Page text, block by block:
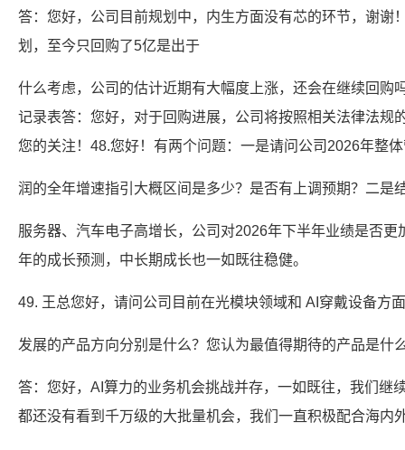
答：您好，公司目前规划中，内生方面没有芯的环节，谢谢
划，至今只回购了5亿是出于
什么考虑，公司的估计近期有大幅度上涨，还会在继续回购
记录表答：您好，对于回购进展，公司将按照相关法律法规
您的关注！48.您好！有两个问题：一是请问公司2026年整
润的全年增速指引大概区间是多少？是否有上调预期？二是
服务器、汽车电子高增长，公司对2026年下半年业绩是否
年的成长预测，中长期成长也一如既往稳健。
49. 王总您好，请问公司目前在光模块领域和 AI穿戴设备方
发展的产品方向分别是什么？您认为最值得期待的产品是什
答：您好，AI算力的业务机会挑战并存，一如既往，我们继
都还没有看到千万级的大批量机会，我们一直积极配合海内